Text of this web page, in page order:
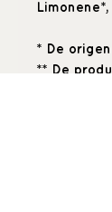
* De
** De